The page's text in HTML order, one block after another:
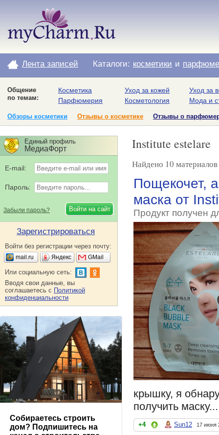
Лента записей Каталоги: косметики и
Общение
по темам:
Косметика
Парфюмерия
Уход за кожей
Косметология
Уход за
Мода и
Обзоры косметики Отзывы о косметике Отзывы о
Institute estelare
Найдено 10
Пощекочет,
маска от
Продукт получен
крышку, я
получить
+4 Sun12 17 июня
Единый профиль
МедиаФорт
E-mail:
Пароль:
Забыли пароль?
Зарегистрироваться
Войти без регистрации через почту:
mail.ru Яндекс GMail
Или социальную сеть:
Вводя свои данные, вы
соглашаетесь с Политикой
конфиденциальности
Собираетесь строить
дом? Подпишитесь на